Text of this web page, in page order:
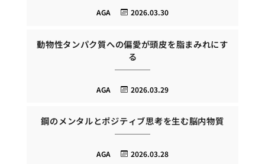
2026.03.30
AGA
動物性タンパク質への偏愛が頭皮を脂まみれにす
る
2026.03.29
AGA
鋼のメンタルとポジティブ思考を生む脳内物質
2026.03.28
AGA